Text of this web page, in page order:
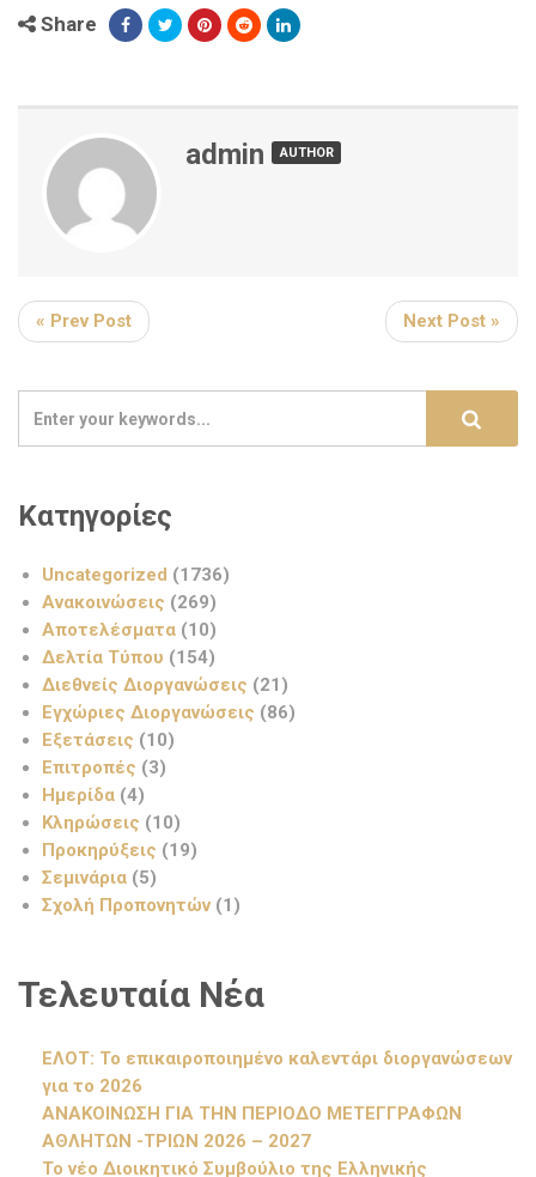
Share
admin AUTHOR
« Prev Post Next Post »
Κατηγορίες
Uncategorized (1736)
Ανακοινώσεις (269)
Αποτελέσματα (10)
Δελτία Τύπου (154)
Διεθνείς Διοργανώσεις (21)
Εγχώριες Διοργανώσεις (86)
Εξετάσεις (10)
Επιτροπές (3)
Ημερίδα (4)
Κληρώσεις (10)
Προκηρύξεις (19)
Σεμινάρια (5)
Σχολή Προπονητών (1)
Τελευταία Νέα
ΕΛΟΤ: Το επικαιροποιημένο καλεντάρι διοργανώσεων
για το 2026
ΑΝΑΚΟΙΝΩΣΗ ΓΙΑ ΤΗΝ ΠΕΡΙΟΔΟ ΜΕΤΕΓΓΡΑΦΩΝ
ΑΘΛΗΤΩΝ -ΤΡΙΩΝ 2026 – 2027
Το νέο Διοικητικό Συμβούλιο της Ελληνικής